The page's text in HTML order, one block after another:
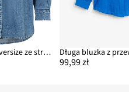
Bluzka dżinsowa oversize ze stretchem
99,99 zł